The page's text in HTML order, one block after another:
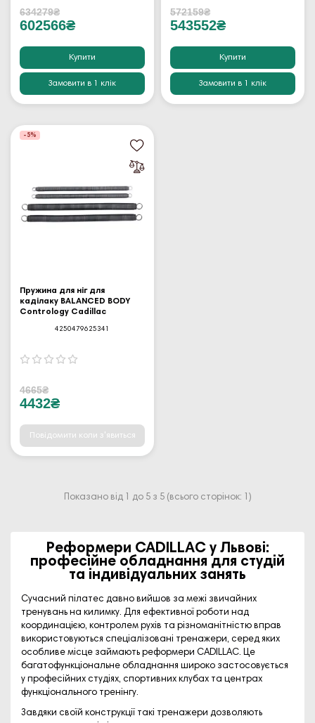
634279₴
602566₴
Купити
Замовити в 1 клік
572159₴
543552₴
Купити
Замовити в 1 клік
-5%
Пружина для ніг для
каділаку BALANCED BODY
Contrology Cadillac
4250479625341
4665₴
4432₴
Повідомити коли з'явиться
Показано від 1 до 5 з 5 (всього сторінок: 1)
Реформери CADILLAC у Львові:
професійне обладнання для студій
та індивідуальних занять
Сучасний пілатес давно вийшов за межі звичайних
тренувань на килимку. Для ефективної роботи над
координацією, контролем рухів та різноманітністю вправ
використовуються спеціалізовані тренажери, серед яких
особливе місце займають реформери CADILLAC. Це
багатофункціональне обладнання широко застосовується
у професійних студіях, спортивних клубах та центрах
функціонального тренінгу.
Завдяки своїй конструкції такі тренажери дозволяють